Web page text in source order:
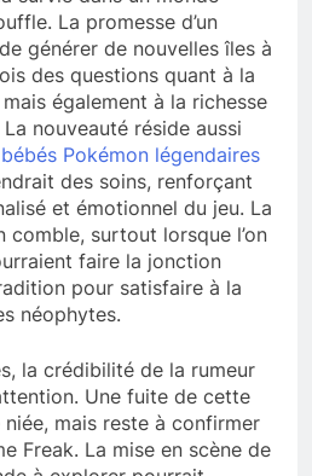
La promesse d’un
générer de nouvelles îles à
des questions quant à la
également à la richesse
nouveauté réside aussi
bébés Pokémon légendaires
des soins, renforçant
et émotionnel du jeu. La
surtout lorsque l’on
faire la jonction
pour satisfaire à la
néophytes.
la crédibilité de la rumeur
Une fuite de cette
mais reste à confirmer
Freak. La mise en scène de